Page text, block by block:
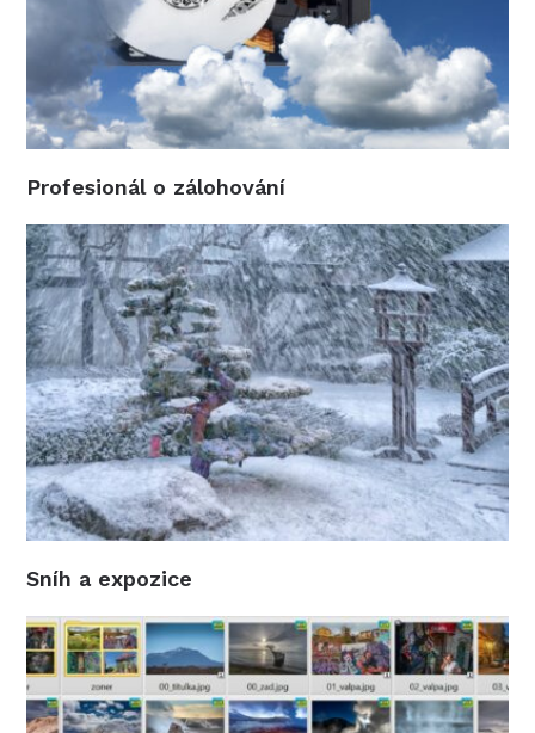
Profesionál o zálohování
Sníh a expozice